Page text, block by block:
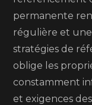
permanente
régulière et
stratégies de
oblige les
constamment
et exigences